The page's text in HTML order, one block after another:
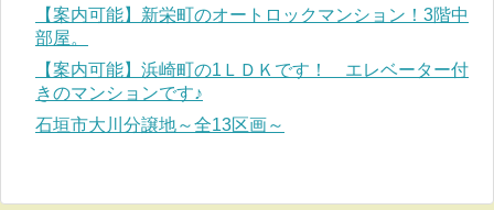
【案内可能】新栄町のオートロックマンション！3階中
部屋。
【案内可能】浜崎町の1ＬＤＫです！ エレベーター付
きのマンションです♪
石垣市大川分譲地～全13区画～